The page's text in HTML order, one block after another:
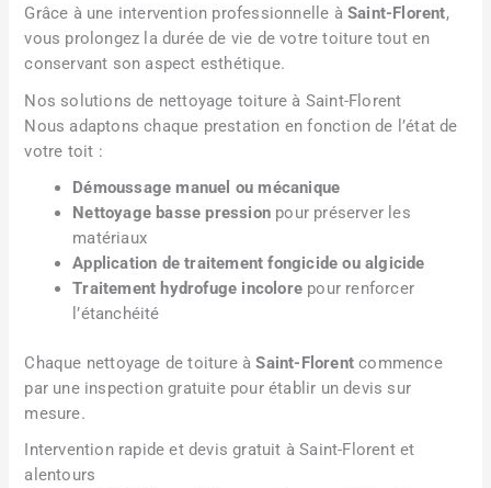
Grâce à une intervention professionnelle àSaint-Florent,
vous prolongez la durée de vie de votre toiture tout en
conservant son aspect esthétique.
Nos solutions de nettoyage toiture à Saint-Florent
Nous adaptons chaque prestation en fonction de l’état de
votre toit :
Démoussage manuel ou mécanique
Nettoyage basse pression pour préserver les
matériaux
Application de traitement fongicide ou algicide
Traitement hydrofuge incolore pour renforcer
l’étanchéité
Chaque nettoyage de toiture àSaint-Florent commence
par une inspection gratuite pour établir un devis sur
mesure.
Intervention rapide et devis gratuit à Saint-Florent et
alentours